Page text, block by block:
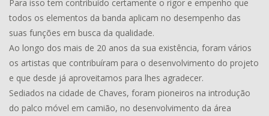
Para isso tem contribuído certamente o rigor e empenho que
todos os elementos da banda aplicam no desempenho das
suas funções em busca da qualidade.
Ao longo dos mais de 20 anos da sua existência, foram vários
os artistas que contribuíram para o desenvolvimento do projeto
e que desde já aproveitamos para lhes agradecer.
Sediados na cidade de Chaves, foram pioneiros na introdução
do palco móvel em camião, no desenvolvimento da área